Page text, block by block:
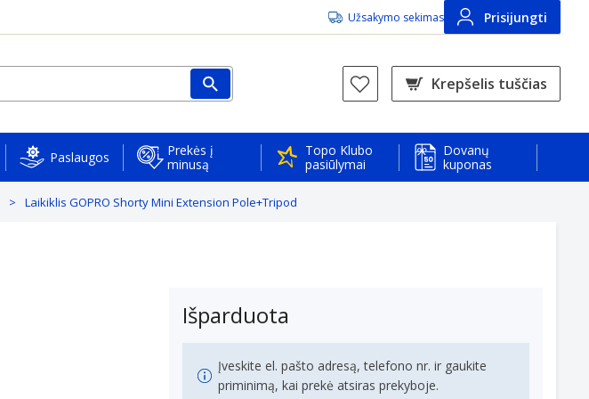
Užsakymo sekimas Prisijungti
Krepšelis tuščias
Paslaugos
Prekės į
minusą
Topo Klubo
pasiūlymai
Dovanų
kuponas
Laikiklis GOPRO Shorty Mini Extension Pole+Tripod
Išparduota
Įveskite el. pašto adresą, telefono nr. ir gaukite
priminimą, kai prekė atsiras prekyboje.